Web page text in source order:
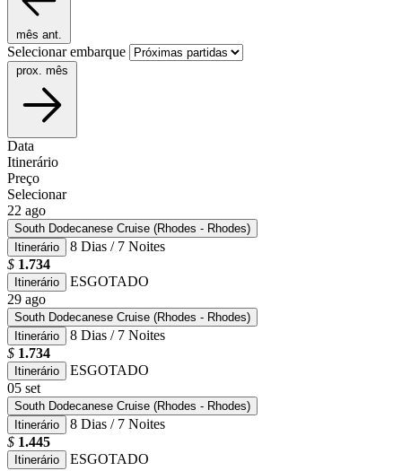
mês ant.
Selecionar embarque
prox. mês
Data
Itinerário
Preço
Selecionar
22 ago
South Dodecanese Cruise (Rhodes - Rhodes)
Itinerário
8 Dias / 7 Noites
$ 1.734
Itinerário
ESGOTADO
29 ago
South Dodecanese Cruise (Rhodes - Rhodes)
Itinerário
8 Dias / 7 Noites
$ 1.734
Itinerário
ESGOTADO
05 set
South Dodecanese Cruise (Rhodes - Rhodes)
Itinerário
8 Dias / 7 Noites
$ 1.445
Itinerário
ESGOTADO